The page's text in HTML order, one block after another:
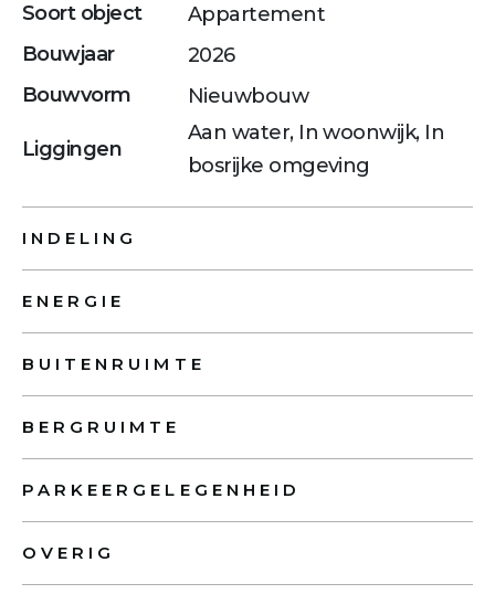
Soort object
Appartement
Bouwjaar
2026
Bouwvorm
Nieuwbouw
Liggingen
Aan water, In woonwijk, In
bosrijke omgeving
INDELING
ENERGIE
BUITENRUIMTE
BERGRUIMTE
PARKEERGELEGENHEID
OVERIG